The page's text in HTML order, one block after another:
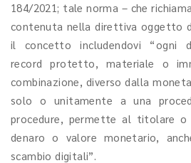
184/2021; tale norma – che
contenuta nella direttiva oggetto
il concetto includendovi “ogni
record protetto, materiale o
combinazione, diverso dalla
solo o unitamente a una
procedure, permette al titolare o
denaro o valore monetario,
scambio digitali”.